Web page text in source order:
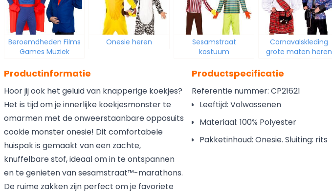
Beroemdheden Films
Games Muziek
Onesie heren
Sesamstraat
kostuum
Carnavalskleding
grote maten heren
Productinformatie
Hoor jij ook het geluid van knapperige koekjes?
Het is tijd om je innerlijke koekjesmonster te
omarmen met de onweerstaanbare opposuits
cookie monster onesie! Dit comfortabele
huispak is gemaakt van een zachte,
knuffelbare stof, ideaal om in te ontspannen
en te genieten van sesamstraat™-marathons.
De ruime zakken zijn perfect om je favoriete
Productspecificatie
Referentie nummer: CP21621
Leeftijd: Volwassenen
Materiaal: 100% Polyester
Pakketinhoud: Onesie. Sluiting: rits